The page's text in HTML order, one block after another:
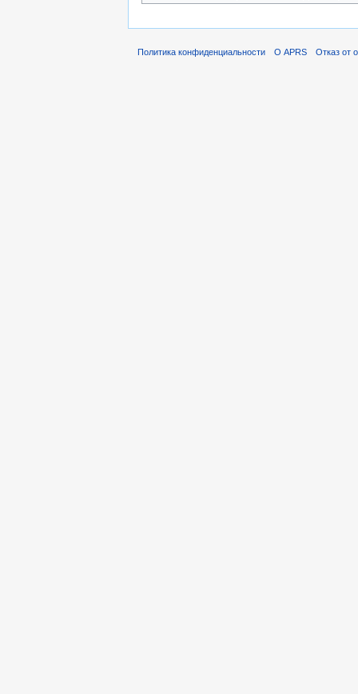
Политика конфиденциальности О APRS Отказ от